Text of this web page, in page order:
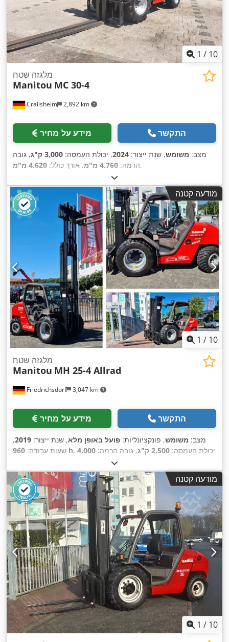
1 / 10
Crailsheim 2,892 km
מלגזה שטח
Manitou MC 30-4
מידע על מחיר התקשר
מצב: משומש, שנת ייצור: 2024, יכולת העמסה: 3,000 ק"ג
, גובה
הרמה: 4,760 מ"מ , אורך כולל: 4,620 מ"מ ,
מודעה קטנה
1 / 10
Friedrichsdorf 3,047 km
מלגזה שטח
Manitou MH 25-4 Allrad
מידע על מחיר התקשר
מצב: משומש, פונקציונליות: פועל באופן מלא, שנת ייצור: 2019
,
שעות עבודה: 960 h , יכולת העמסה: 2,500 ק"ג , גובה הרמה: 4,000
1,321 מ"מ
טריפלקס, גובה בנייה:2,045 מ"מ , כוח:44 קילוואט (59.82 כ"ס)
,
אורך המזלג:
1,200 מ"מ , משקל עצמי:4,475 ק"ג
, אורך כולל:
2,260 מ"מ
Diesel , רוחב בנייה:1,540 מ"מ
מודעה קטנה
1 / 10